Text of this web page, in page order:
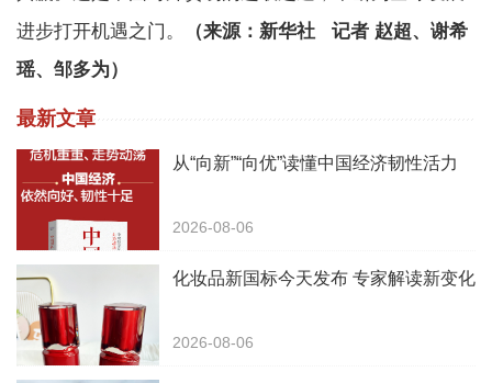
进步打开机遇之门。
（来源：新华社 记者 赵超、谢希
瑶、邹多为）
最新文章
从“向新”“向优”读懂中国经济韧性活力
2026-08-06
化妆品新国标今天发布 专家解读新变化
2026-08-06